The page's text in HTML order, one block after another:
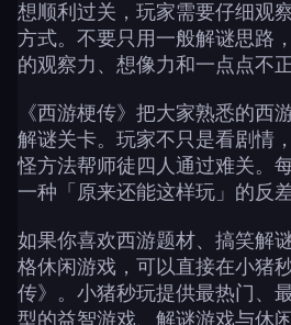
想顺利过关，玩家需要仔细观
方式。不要只用一般解谜思路
的观察力、想像力和一点点不
《西游梗传》把大家熟悉的西
解谜关卡。玩家不只是看剧情
怪方法帮师徒四人通过难关。
一种「原来还能这样玩」的反差
如果你喜欢西游题材、搞笑解
格休闲游戏，可以直接在小猪
传》。小猪秒玩提供最热门、
型的益智游戏、解谜游戏与休